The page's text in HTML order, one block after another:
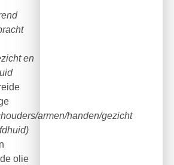
en
armen/handen/gezicht
olie